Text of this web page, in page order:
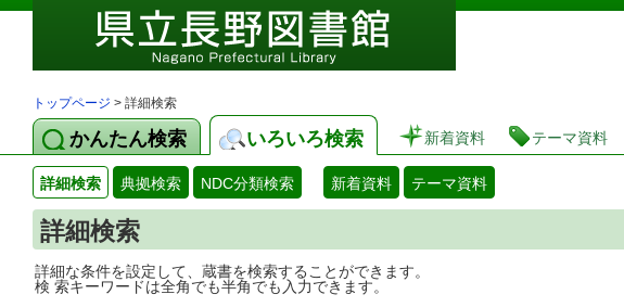
図書館 蔵書検
トップページ > 詳細検索
かんたん検索 いろいろ検索 新着資料 テーマ資料
詳細検索 典拠検索 NDC分類検索 新着資料 テーマ資料
詳細検索
詳細な条件を設定して、蔵書を検索することができます。
検 索キーワードは全角でも半角でも入力できます。